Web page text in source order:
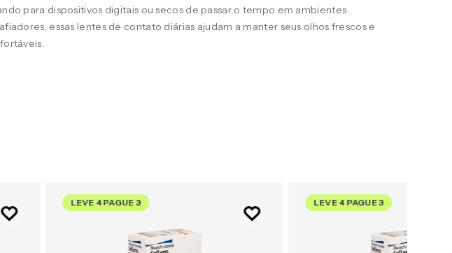
para dispositivos digitais ou secos de passar o tempo em ambientes
essas lentes de contato diárias ajudam a manter seus olhos frescos e
LEVE 4 PAGUE 3 LEVE 4 PAGUE 3